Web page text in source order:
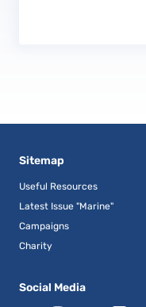
Sitemap
Useful Resources
Latest Issue "Marine"
Campaigns
Charity
Social Media